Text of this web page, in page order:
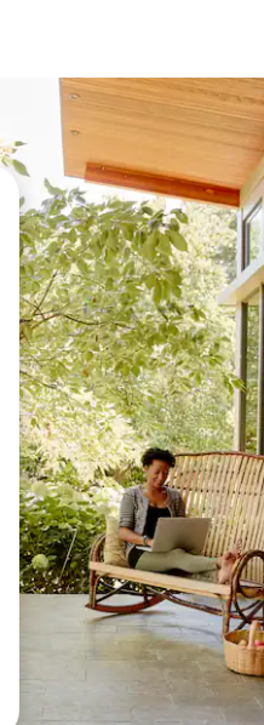
か、画面をタッチまたはスワ